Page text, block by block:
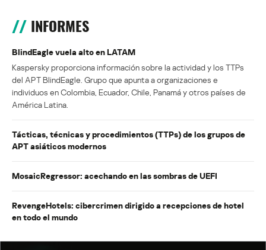
INFORMES
BlindEagle vuela alto en LATAM
Kaspersky proporciona información sobre la actividad y los TTPs
del APT BlindEagle. Grupo que apunta a organizaciones e
individuos en Colombia, Ecuador, Chile, Panamá y otros países de
América Latina.
Tácticas, técnicas y procedimientos (TTPs) de los grupos de
APT asiáticos modernos
MosaicRegressor: acechando en las sombras de UEFI
RevengeHotels: cibercrimen dirigido a recepciones de hotel
en todo el mundo